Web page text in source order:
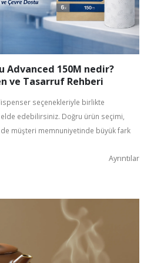
Advanced 150M nedir?
ve Tasarruf Rehberi
seçenekleriyle birlikte
edebilirsiniz. Doğru ürün seçimi,
müşteri memnuniyetinde büyük fark
Ayrıntılar